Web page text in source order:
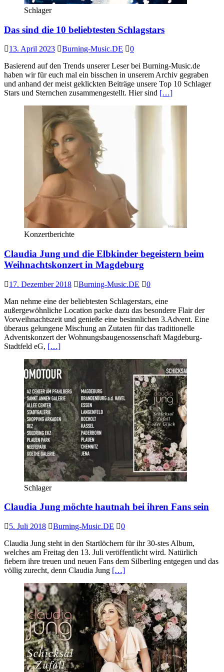
Schlager
Das sind die 10 beliebtesten Schlagstars
13. April 2023 Burning-Music.DE
0
Basierend auf den Trends unserer Leser bei Burning-Music.de
haben wir für euch mal ein bisschen in unserem Archiv gegraben
und anhand der meist geklickten Beiträge unsere Top 10 Schlager
Stars und Sternchen zusammengestellt. Hier sind […]
Konzertberichte
Claudia Jung und die Elbkinder begeistern beim
Weihnachtskonzert in Magdeburg
17. Dezember 2018 Burning-Music.DE
0
Man nehme eine der beliebtesten Schlagerstars, eine
außergewöhnliche Location packe dazu das be­sondere Flair der
Vorweihnachtszeit und genieße eine besinnlichen 3.Advent. Eine
überaus gelungene Mischung an Zutaten für das traditionelle
Adventskonzert der Wohnungsbaugenossenschaft Magde­burg-
Stadtfeld eG, […]
Schlager
Claudia Jung möchte hautnah bei ihren Fans sein
5. Juli 2018 Burning-Music.DE
0
Claudia Jung steht in den Startlöchern für ihr 30-stes Album,
welches am Freitag den 13. Juli veröffentlicht wird. Natürlich
fiebern ihre treuen und neuen Fans dem Silberling entgegen und das
völlig zurecht, denn Claudia Jung […]